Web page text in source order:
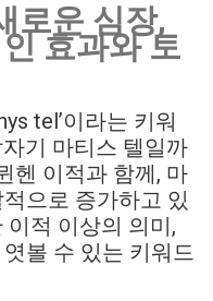
in EFL Championship
이트를 제공하는 뉴스로,
Davies: Birmingham
"be themselves" away
이비스 감독은 원정 경기
중요하다고 강조했습니
로운 심장,
효과와 토
tel’이라는 키워
기 마티스 텔일까
헨 이적과 함께, 마
으로 증가하고 있
적 이상의 의미,
볼 수 있는 키워드